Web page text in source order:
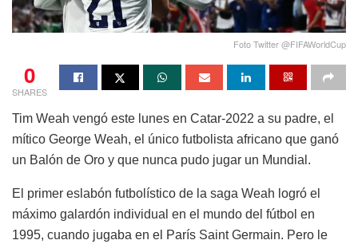
Foto Twitter @FIFAWorldCup
0
SHARES
Tim Weah vengó este lunes en Catar-2022 a su padre, el
mítico George Weah, el único futbolista africano que ganó
un Balón de Oro y que nunca pudo jugar un Mundial.
El primer eslabón futbolístico de la saga Weah logró el
máximo galardón individual en el mundo del fútbol en
1995, cuando jugaba en el París Saint Germain. Pero le